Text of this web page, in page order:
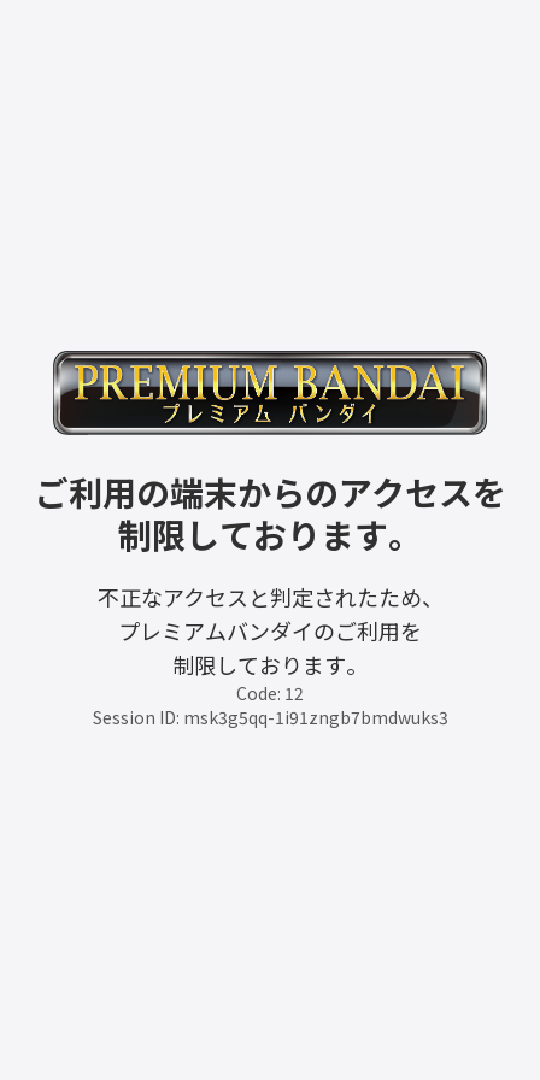
ご利用の端末からのアクセスを
制限しております。
不正なアクセスと判定されたため、
プレミアムバンダイのご利用を
制限しております。
Code: 12
Session ID: msk3g5qq-1i91zngb7bmdwuks3